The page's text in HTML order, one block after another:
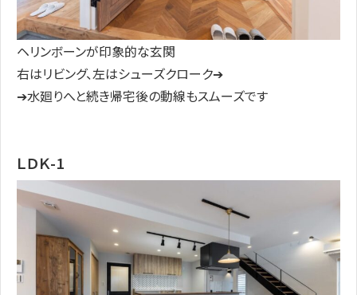
ヘリンボーンが印象的な玄関
右はリビング、左はシューズクローク➔
➔水廻りへと続き帰宅後の動線もスムーズです
ＬＤＫ-1